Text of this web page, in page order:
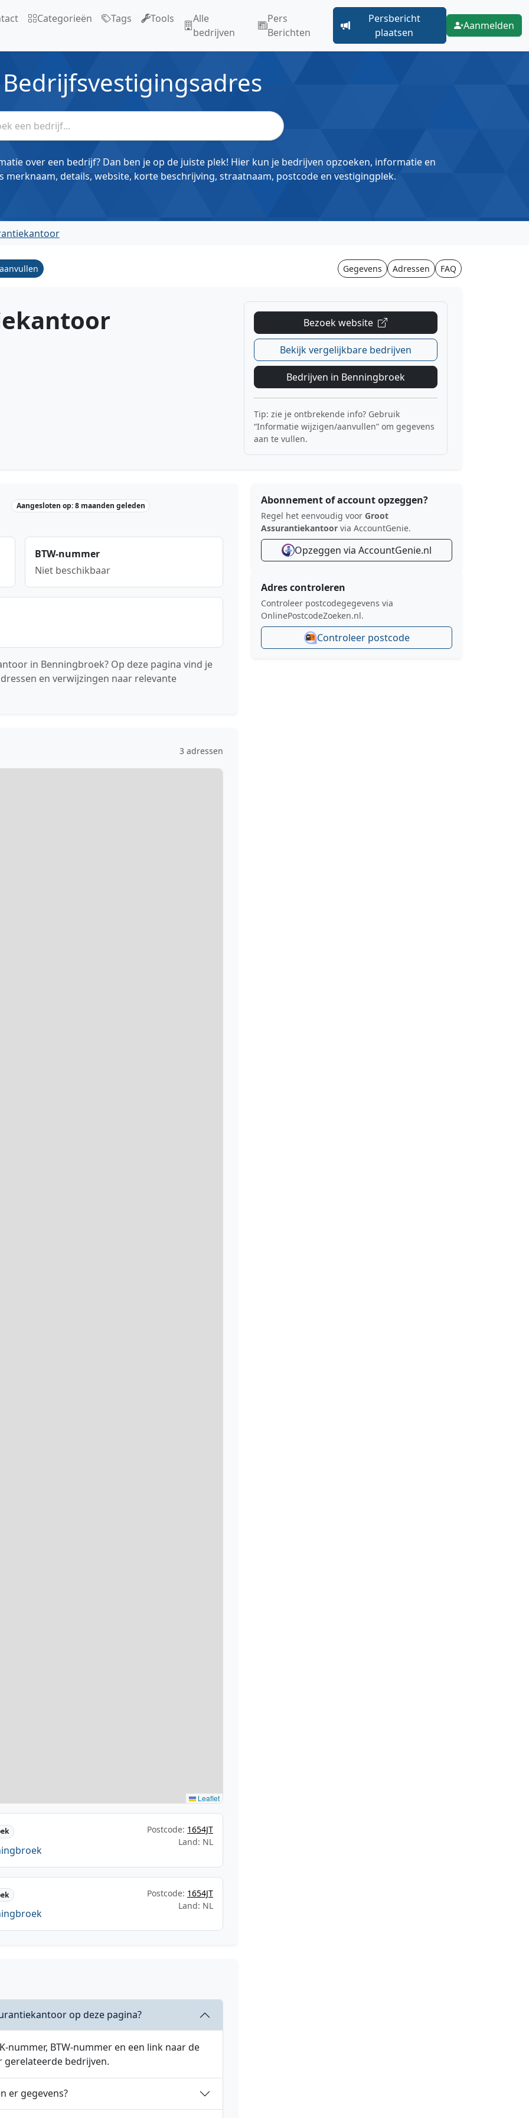
Categorieën Tags Tools
Alle
bedrijven
Pers
Berichten
Persbericht
plaatsen
Aanmelden
Bedrijfsvestigingsadres
over een bedrijf? Dan ben je op de juiste plek! Hier kun je bedrijven opzoeken, informatie en
merknaam, details, website, korte beschrijving, straatnaam, postcode en vestigingplek.
Gegevens Adressen FAQ
Bezoek website
Bekijk vergelijkbare bedrijven
Bedrijven in Benningbroek
Tip: zie je ontbrekende info? Gebruik
“Informatie wijzigen/aanvullen” om gegevens
aan te vullen.
Aangesloten op: 8 maanden geleden
BTW-nummer
Niet beschikbaar
in Benningbroek? Op deze pagina vind je
en verwijzingen naar relevante
3 adressen
Leaflet
Postcode: 1654JT
Land: NL
Postcode: 1654JT
Land: NL
op deze pagina?
nummer, BTW-nummer en een link naar de
gerelateerde bedrijven.
er gegevens?
Abonnement of account opzeggen?
Regel het eenvoudig voor Groot
Assurantiekantoor via AccountGenie.
Opzeggen via AccountGenie.nl
Adres controleren
Controleer postcodegegevens via
OnlinePostcodeZoeken.nl.
Controleer postcode